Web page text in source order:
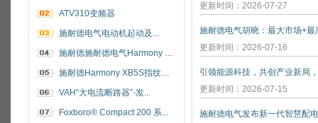
ATV310变频器
施耐德电气电动机起动及...
施耐德施耐德电气Harmony 指纹开关
施耐德Harmony XB5S指纹识别开关
VAH“大电流断路器”-发...
Foxboro® Compact 200 系...
更新时间：2026-07-27
更新时间：2026-07-16
更新时间：2026-07-15
施耐德电气发布新一代智慧配